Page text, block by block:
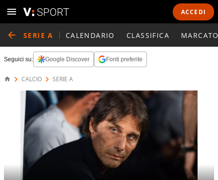
ACCEDI
SERIE A CALENDARIO CLASSIFICA
Seguici su: Google Discover Fonti preferite
CALCIO SERIE A